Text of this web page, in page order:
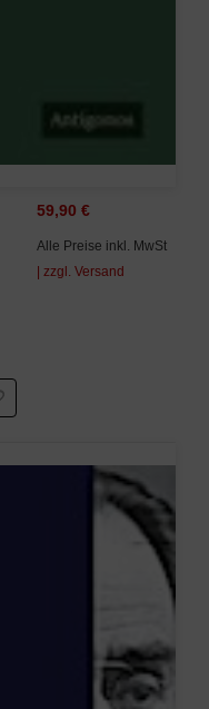
59,90 €
Alle Preise inkl. MwSt
| zzgl. Versand